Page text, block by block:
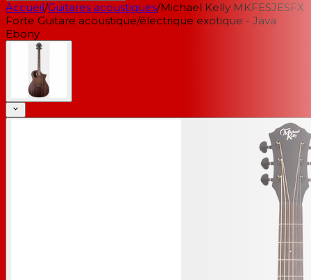
Accueil/Guitares acoustiques/Michael Kelly MKFESJESFX
Forte Guitare acoustique/électrique exotique - Java
Ebony